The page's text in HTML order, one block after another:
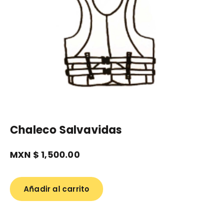
Chaleco Salvavidas
MXN $ 1,500.00
Añadir al carrito